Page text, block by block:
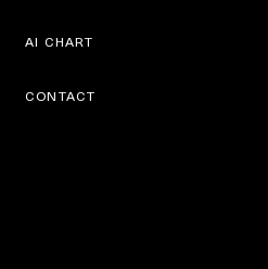
AI CHART
CONTACT